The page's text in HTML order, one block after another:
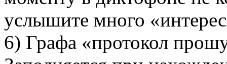
услышите много
6) Графа «протокол